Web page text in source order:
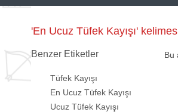
'En Ucuz Tüfek Kayışı'
Benzer Etiketler
Tüfek Kayışı
En Ucuz Tüfek Kayışı
Ucuz Tüfek Kayışı
Bu